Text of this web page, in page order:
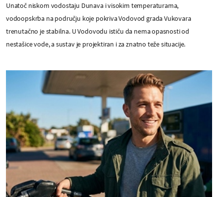
Unatoč niskom vodostaju Dunava i visokim temperaturama,
vodoopskrba na području koje pokriva Vodovod grada Vukovara
trenutačno je stabilna. U Vodovodu ističu da nema opasnosti od
nestašice vode, a sustav je projektiran i za znatno teže situacije.